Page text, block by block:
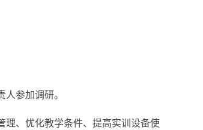
参加调研。
理、优化教学条件、提高实训设备使